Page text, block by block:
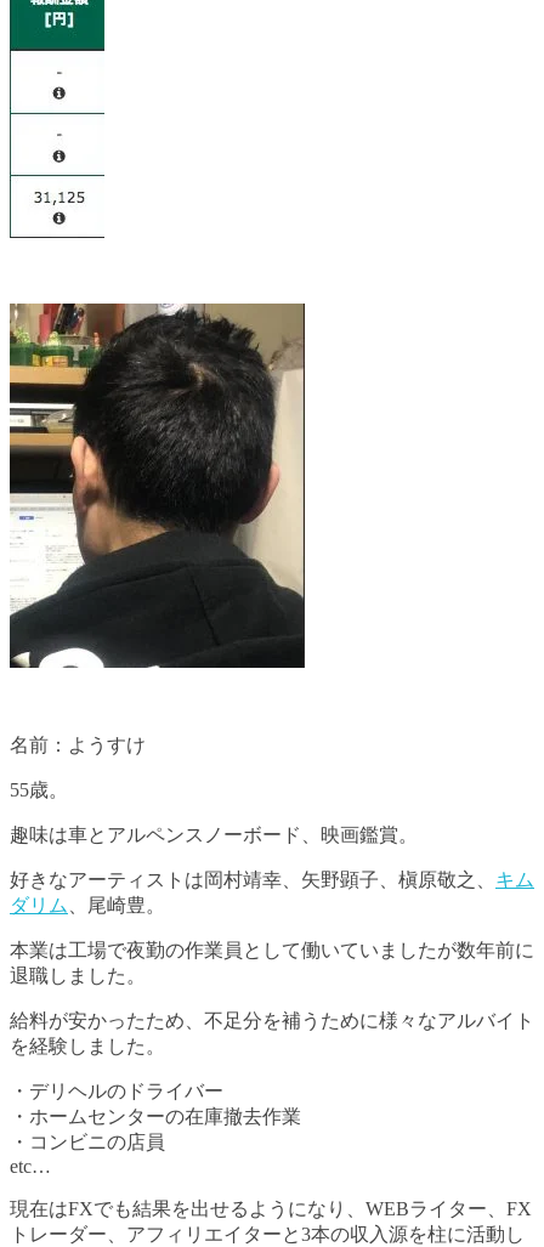
名前：ようすけ
55歳。
趣味は車とアルペンスノーボード、映画鑑賞。
好きなアーティストは岡村靖幸、矢野顕子、槇原敬之、 キム
ダリム
、尾崎豊。
本業は工場で夜勤の作業員として働いていましたが数年前に
退職しました。
給料が安かったため、不足分を補うために様々なアルバイト
を経験しました。
・デリヘルのドライバー
・ホームセンターの在庫撤去作業
・コンビニの店員
etc…
現在はFXでも結果を出せるようになり、WEBライター、FX
トレーダー、アフィリエイターと3本の収入源を柱に活動し